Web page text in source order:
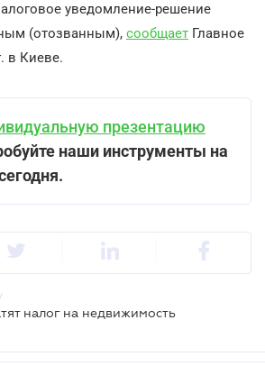
уведомление-решение
(отозванным), сообщает Главное
в Киеве.
презентацию
наши инструменты на
налог на недвижимость